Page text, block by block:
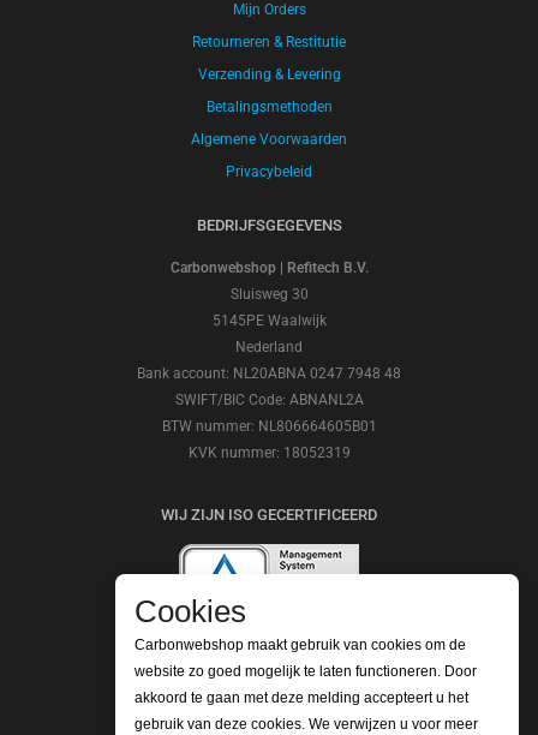
Mijn Orders
Retourneren & Restitutie
Verzending & Levering
Betalingsmethoden
Algemene Voorwaarden
Privacybeleid
BEDRIJFSGEGEVENS
Carbonwebshop | Refitech B.V.
Sluisweg 30
5145PE Waalwijk
Nederland
Bank account: NL20ABNA 0247 7948 48
SWIFT/BIC Code: ABNANL2A
BTW nummer: NL806664605B01
KVK nummer: 18052319
WIJ ZIJN ISO GECERTIFICEERD
BEKIJK ONZE REVIEWS
Cookies
Carbonwebshop maakt gebruik van cookies om de
website zo goed mogelijk te laten functioneren. Door
akkoord te gaan met deze melding accepteert u het
gebruik van deze cookies. We verwijzen u voor meer